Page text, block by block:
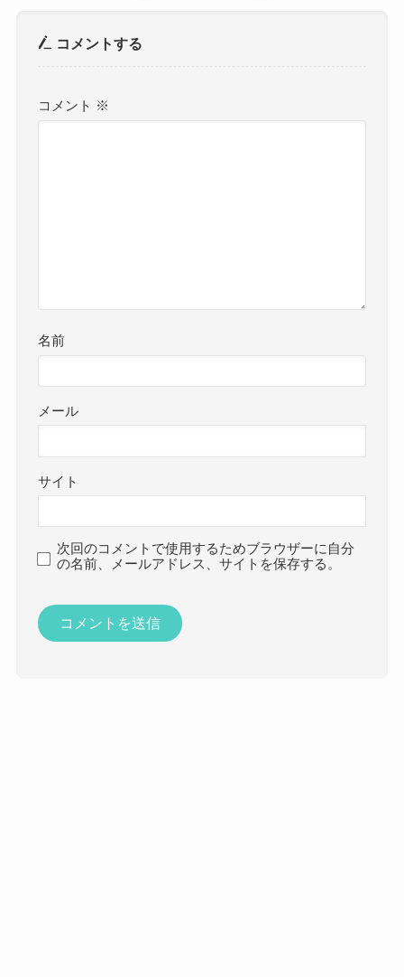
コメントする
コメント ※
名前
メール
サイト
次回のコメントで使用するためブラウザーに自分
の名前、メールアドレス、サイトを保存する。